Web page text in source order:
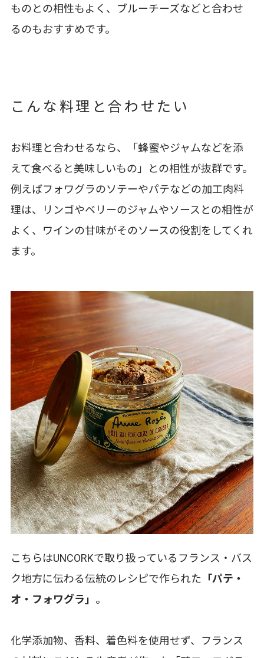
ものとの相性もよく、ブルーチーズなどと合わせ
るのもおすすめです。
こんな料理と合わせたい
お料理と合わせるなら、「蜂蜜やジャムなどを添
えて食べると美味しいもの」との相性が抜群です。
例えばフォワグラのソテーやパテなどの加工肉料
理は、リンゴやベリーのジャムやソースとの相性が
よく、ワインの甘味がそのソースの役割をしてくれ
ます。
こちらはUNCORKで取り扱っているフランス・バス
ク地方に伝わる伝統のレシピで作られた 「パテ・
オ・フォワグラ」 。
化学添加物、香料、着色料を使用せず、フランス